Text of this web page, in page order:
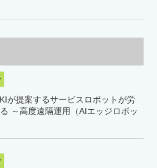
が提案するサービスロボットが労
～高度遠隔運用（AIエッジロボッ